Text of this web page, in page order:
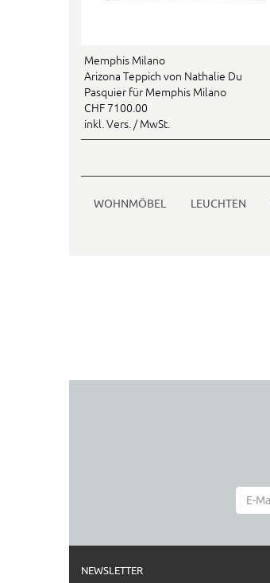
Memphis Milano
Arizona Teppich von Nathalie Du
Pasquier für Memphis Milano
CHF 7100.00
inkl. Vers. / MwSt.
WOHNMÖBEL LEUCHTEN
NEWSLETTER